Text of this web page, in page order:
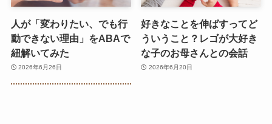
人が「変わりたい、でも行
動できない理由」をABAで
紐解いてみた
2026年6月26日
好きなことを伸ばすってど
ういうこと？レゴが大好き
な子のお母さんとの会話
2026年6月20日